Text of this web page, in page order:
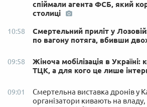
спіймали агента ФСБ, який
столиці
10:58
Смертельний приліт у
по вагону потяга, вбивши
09:58
Жіноча мобілізація в Україні:
ТЦК, а для кого це лише
09:01
Смертельна виставка дронів у
організатори кивають на